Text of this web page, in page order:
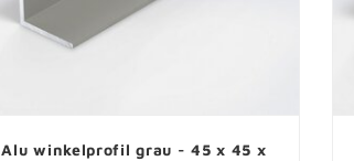
Alu winkelprofil grau - 45 x 45 x